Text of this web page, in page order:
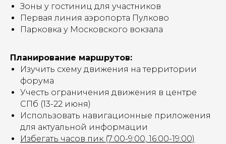
Зоны у гостиниц для участников
Первая линия аэропорта Пулково
Парковка у Московского вокзала
Планирование маршрутов:
Изучить схему движения на территории
форума
Учесть ограничения движения в центре
СПб (13-22 июня)
Использовать навигационные приложения
для актуальной информации
Избегать часов пик (7:00-9:00, 16:00-19:00)